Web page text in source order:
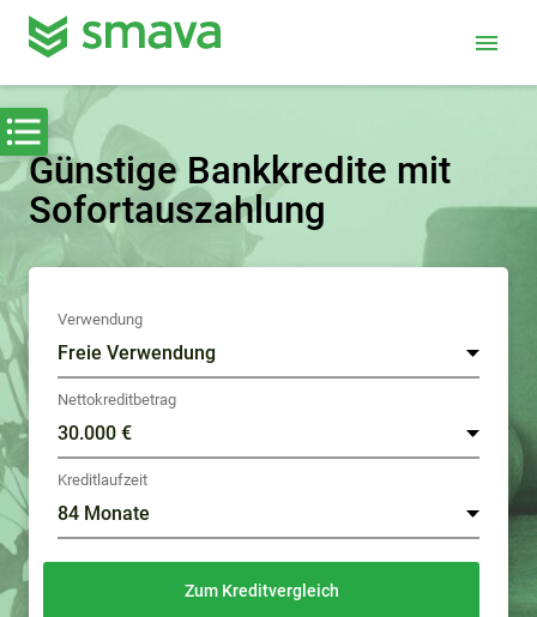
menu
Günstige Bankkredite mit
Sofortauszahlung
Verwendung
Nettokreditbetrag
Kreditlaufzeit
Zum Kreditvergleich